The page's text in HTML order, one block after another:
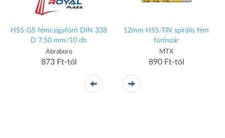
HSS-GS fémcsigafúró DIN 338
D 7,50 mm/10 db
Abraboro
873 Ft-tól
12mm HSS-TiN spirális fém
fúrószár
MTX
890 Ft-tól